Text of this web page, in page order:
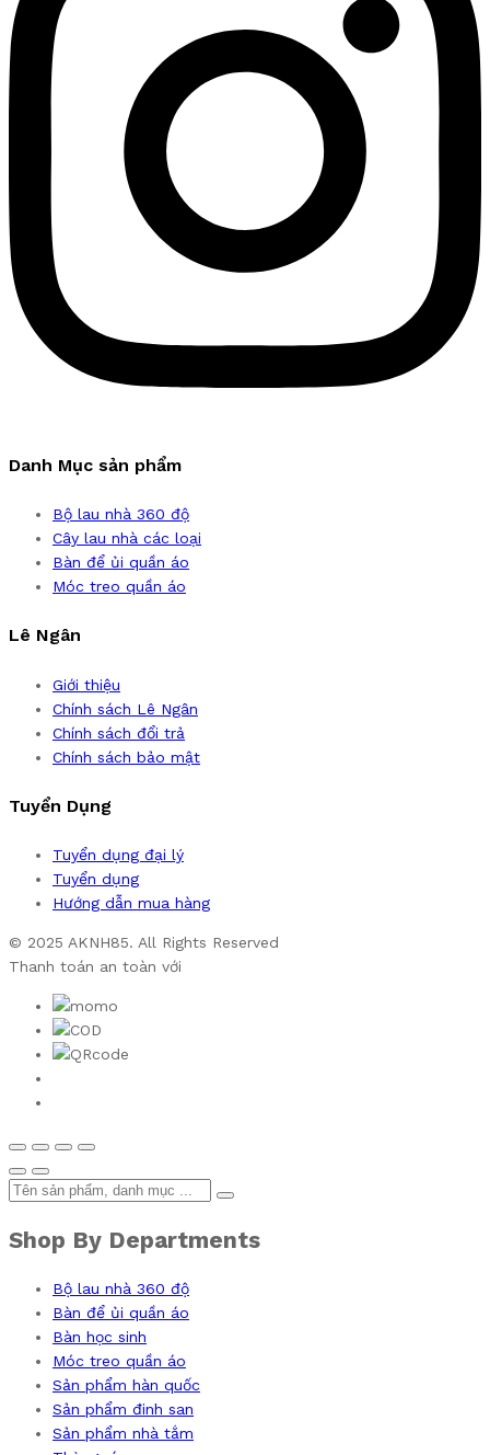
Danh Mục sản phẩm
Bộ lau nhà 360 độ
Cây lau nhà các loại
Bàn để ủi quần áo
Móc treo quần áo
Lê Ngân
Giới thiệu
Chính sách Lê Ngân
Chính sách đổi trả
Chính sách bảo mật
Tuyển Dụng
Tuyển dụng đại lý
Tuyển dụng
Hướng dẫn mua hàng
© 2025 AKNH85. All Rights Reserved
Thanh toán an toàn với
Shop By Departments
Bộ lau nhà 360 độ
Bàn để ủi quần áo
Bàn học sinh
Móc treo quần áo
Sản phẩm hàn quốc
Sản phẩm đinh san
Sản phẩm nhà tắm